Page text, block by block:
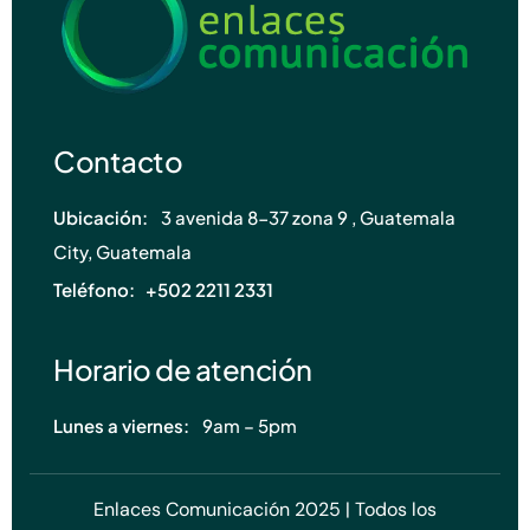
Contacto
Ubicación:
3 avenida 8-37 zona 9 , Guatemala
City, Guatemala
Teléfono: +502 2211 2331
Horario de atención
Lunes a viernes: 9am – 5pm
Enlaces Comunicación 2025 | Todos los